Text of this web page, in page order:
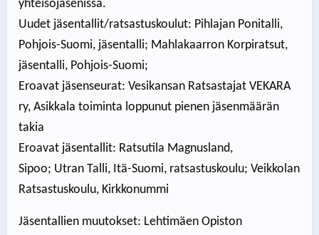
yhteisöjäsenissä.
Uudet jäsentallit/ratsastuskoulut: Pihlajan Ponitalli,
Pohjois-Suomi, jäsentalli; Mahlakaarron Korpiratsut,
jäsentalli, Pohjois-Suomi;
Eroavat jäsenseurat: Vesikansan Ratsastajat VEKARA
ry, Asikkala toiminta loppunut pienen jäsenmäärän
takia
Eroavat jäsentallit: Ratsutila Magnusland,
Sipoo; Utran Talli, Itä-Suomi, ratsastuskoulu; Veikkolan
Ratsastuskoulu, Kirkkonummi
Jäsentallien muutokset: Lehtimäen Opiston